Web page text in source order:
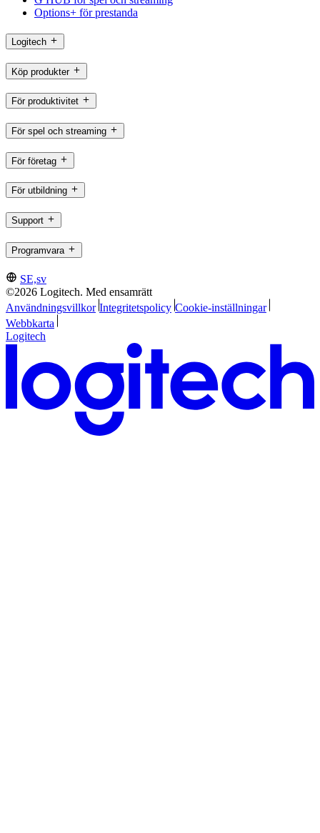
Options+ för prestanda
Logitech
Köp produkter
För produktivitet
För spel och streaming
För företag
För utbildning
Support
Programvara
SE,sv
©2026 Logitech. Med ensamrätt
Användningsvillkor Integritetspolicy Cookie-inställningar
Webbkarta
Logitech